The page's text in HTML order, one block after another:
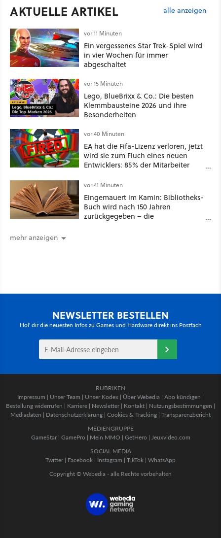
AKTUELLE ARTIKEL alle anzeigen
vor 11 Minuten
Ein vergessenes Star Trek-Spiel wird
in vier Wochen für immer
abgeschaltet
vor 15 Minuten
Lego, BlueBrixx & Co.: Die besten
Klemmbausteine 2026 und ihre
Besonderheiten
vor 40 Minuten
EA hat die Fifa-Lizenz verloren, jetzt
wird sie zum Fluch eines neuen
Entwicklers: 85% der Mitarbeiter
vor 41 Minuten
Eingemauert im Kamin: Bibliotheks-
Buch wird nach 150 Jahren
zurückgegeben – die
mehr anzeigen
NEWSLETTER BESTELLEN
Hol' dir die neuesten Infos zu Games und Hardware direkt ins Postfach
RUBRIKEN
Impressum | Unser Team | Unser Kodex | Über Webedia | Abo kündigen |
Bestellung widerrufen | Karriere | Newsletter | Kontakt | Nutzungsbestimmungen |
Mediadaten | Datenschutzerklärung | Cookies & Tracking | Transparenzbericht
MEDIENGRUPPE
GameStar| GamePro | Mein MMO | GetHero | Jeuxvideo.com
SOCIAL MEDIA
Twitter | Facebook | Instagram | TikTok | WhatsApp
Copyright © Webedia - alle Rechte vorbehalten